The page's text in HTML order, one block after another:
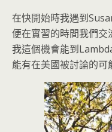
在快開始時我遇到
便在實習的時間我們
我這個機會能到
能有在美國被討論的可